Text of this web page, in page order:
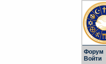
Форум
Войти